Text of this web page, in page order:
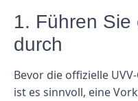
1. Führen Sie
durch
Bevor die offizielle
ist es sinnvoll, eine